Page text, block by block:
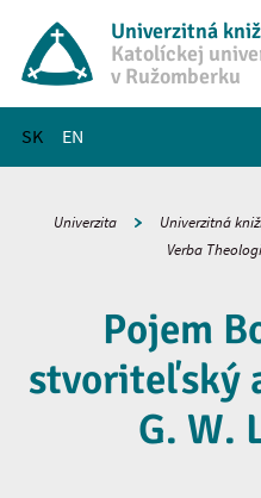
Univerzitná
Katolíckej
v Ružomberku
SK EN
Hlavné menu
Univerzita Univerzitná
Verba
Pojem
stvoriteľský
G. W.